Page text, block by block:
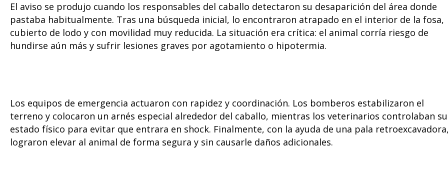
El aviso se produjo cuando los responsables del caballo detectaron su desaparición del área donde
pastaba habitualmente. Tras una búsqueda inicial, lo encontraron atrapado en el interior de la fosa,
cubierto de lodo y con movilidad muy reducida. La situación era crítica: el animal corría riesgo de
hundirse aún más y sufrir lesiones graves por agotamiento o hipotermia.
Los equipos de emergencia actuaron con rapidez y coordinación. Los bomberos estabilizaron el
terreno y colocaron un arnés especial alrededor del caballo, mientras los veterinarios controlaban su
estado físico para evitar que entrara en shock. Finalmente, con la ayuda de una pala
lograron elevar al animal de forma segura y sin causarle daños adicionales.